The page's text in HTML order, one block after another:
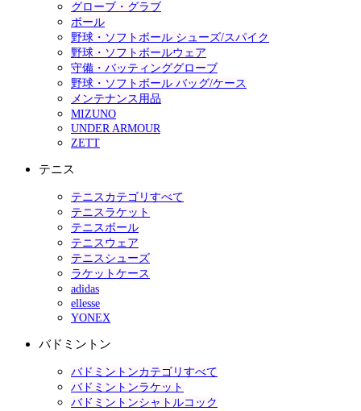
グローブ・グラブ
ボール
野球・ソフトボール シューズ/スパイク
野球・ソフトボールウェア
守備・バッティンググローブ
野球・ソフトボール バッグ/ケース
メンテナンス用品
MIZUNO
UNDER ARMOUR
ZETT
テニス
テニスカテゴリすべて
テニスラケット
テニスボール
テニスウェア
テニスシューズ
ラケットケース
adidas
ellesse
YONEX
バドミントン
バドミントンカテゴリすべて
バドミントンラケット
バドミントンシャトルコック